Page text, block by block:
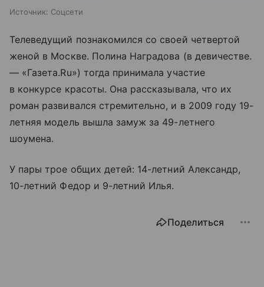
Источник: Соцсети
Телеведущий познакомился со своей четвертой
женой в Москве. Полина Наградова (в девичестве.
— «Газета.Ru») тогда принимала участие
в конкурсе красоты. Она рассказывала, что их
роман развивался стремительно, и в 2009 году 19-
летняя модель вышла замуж за 49-летнего
шоумена.
У пары трое общих детей: 14-летний Александр,
10-летний Федор и 9-летний Илья.
Поделиться